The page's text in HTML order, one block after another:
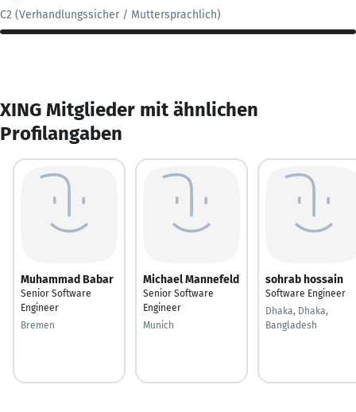
C2 (Verhandlungssicher / Muttersprachlich)
XING Mitglieder mit ähnlichen
Profilangaben
Muhammad Babar
Senior Software
Engineer
Bremen
Michael Mannefeld
Senior Software
Engineer
Munich
sohrab hossain
Software Engineer
Dhaka, Dhaka,
Bangladesh